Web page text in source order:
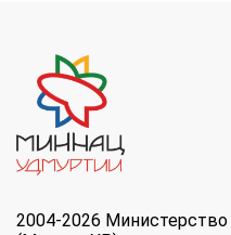
2004-2026